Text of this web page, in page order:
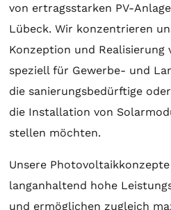
von ertragsstarken PV-
Lübeck. Wir konzentrieren
Konzeption und Realisierung
speziell für Gewerbe- und
die sanierungsbedürftige
die Installation von
stellen möchten.
Unsere
langanhaltend hohe
und ermöglichen zugleich